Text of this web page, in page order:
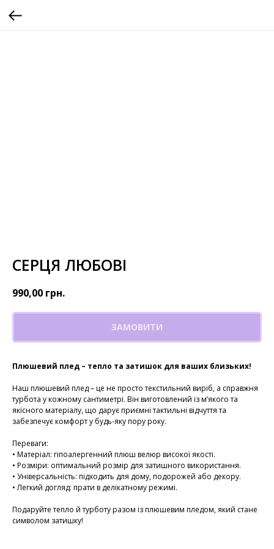
СЕРЦЯ ЛЮБОВІ
990,00 грн.
ЗАМОВИТИ
Плюшевий плед – тепло та затишок для ваших близьких!
Наш плюшевий плед – це не просто текстильний виріб, а справжня
турбота у кожному сантиметрі. Він виготовлений із м’якого та
якісного матеріалу, що дарує приємні тактильні відчуття та
забезпечує комфорт у будь-яку пору року.
Переваги:
• Матеріал: гіпоалергенний плюш велюр високої якості.
• Розміри: оптимальний розмір для затишного використання.
• Універсальність: підходить для дому, подорожей або декору.
• Легкий догляд: прати в делікатному режимі.
Подаруйте тепло й турботу разом із плюшевим пледом, який стане
символом затишку!